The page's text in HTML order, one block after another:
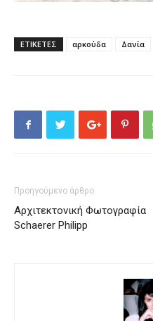
ΕΤΙΚΕΤΕΣ αρκούδα Δανία
Προηγούμενο άρθρο
Αρχιτεκτονική Φωτογραφία
Schaerer Philipp